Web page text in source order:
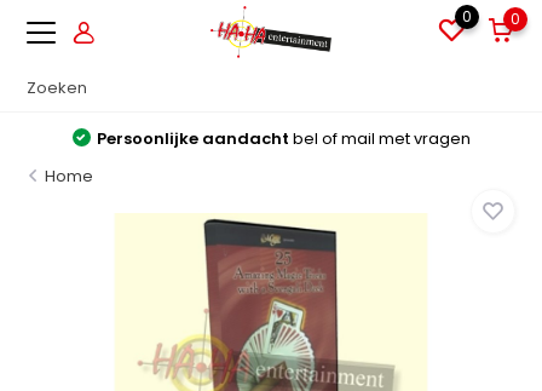
0 0
Persoonlijke aandacht bel of mail met vragen
Home